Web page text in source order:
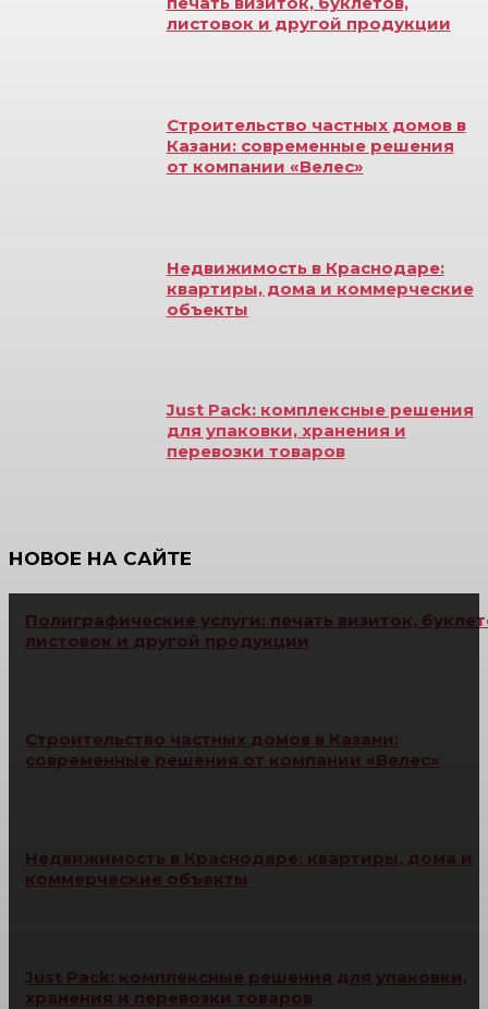
листовок и другой продукции
Строительство частных домов в
Казани: современные решения
от компании «Велес»
Недвижимость в Краснодаре:
квартиры, дома и коммерческие
объекты
Just Pack: комплексные решения
для упаковки, хранения и
перевозки товаров
НОВОЕ НА САЙТЕ
Полиграфические услуги: печать визиток,
листовок и другой продукции
Строительство частных домов в Казани:
современные решения от компании «Велес»
Недвижимость в Краснодаре: квартиры, дома и
коммерческие объекты
Just Pack: комплексные решения для упаковки,
хранения и перевозки товаров